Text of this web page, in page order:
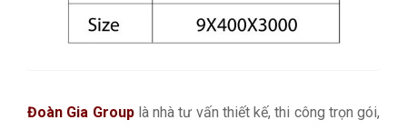
Đoàn Gia Grouplà nhà tư vấn thiết kế, thi công trọn gói,